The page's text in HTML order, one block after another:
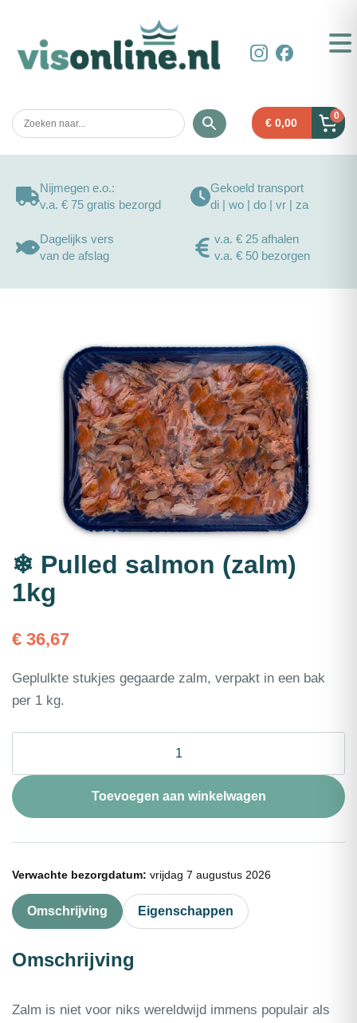
€ 0,00
0
Nijmegen e.o.:
v.a. € 75 gratis bezorgd
Gekoeld transport
di | wo | do | vr | za
Dagelijks vers
van de afslag
v.a. € 25 afhalen
v.a. € 50 bezorgen
❄ Pulled salmon (zalm)
1kg
€ 36,67
Geplulkte stukjes gegaarde zalm, verpakt in een bak
per 1 kg.
salmon
(zalm)
1kg
aantal
Toevoegen aan winkelwagen
Verwachte bezorgdatum: vrijdag 7 augustus 2026
Omschrijving Eigenschappen
Omschrijving
Zalm is niet voor niks wereldwijd immens populair als